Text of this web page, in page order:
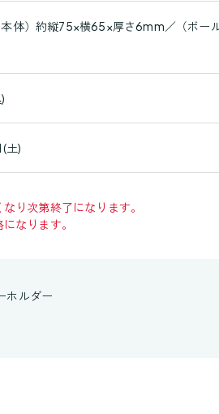
体）約縦75×横65×厚さ6mm／（ボー
土)
り次第終了になります。
なります。
ホルダー